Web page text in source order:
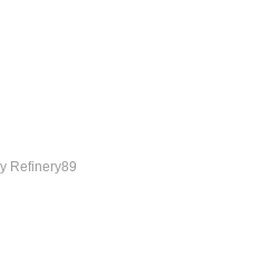
Refinery89